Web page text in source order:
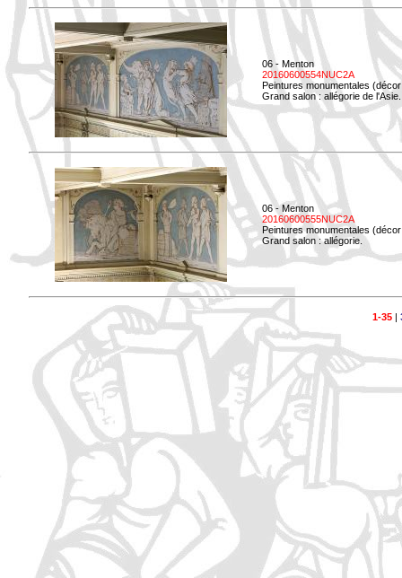
06 - Menton
20160600554NUC2A
Peintures monumentales
Grand salon : allégorie de l'Asie.
06 - Menton
20160600555NUC2A
Peintures monumentales
Grand salon : allégorie.
1-35|